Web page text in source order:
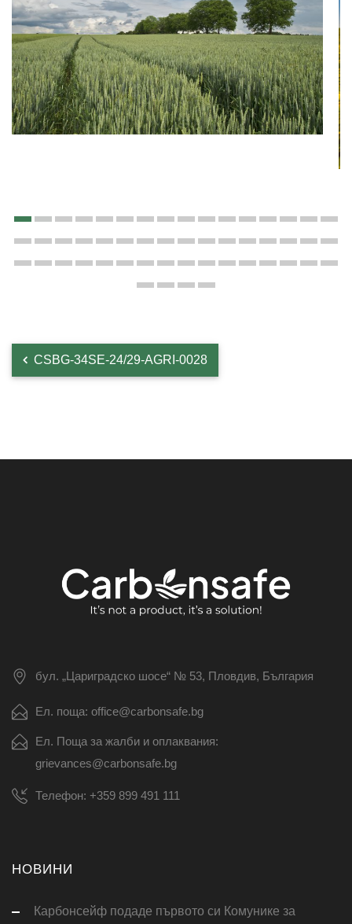
CSBG-34SE-24/29-AGRI-0028
бул. „Цариградско шосе“ № 53, Пловдив, България
Ел. поща: office@carbonsafe.bg
Ел. Поща за жалби и оплаквания:
grievances@carbonsafe.bg
Телефон: +359 899 491 111
НОВИНИ
Карбонсейф подаде първото си Комунике за